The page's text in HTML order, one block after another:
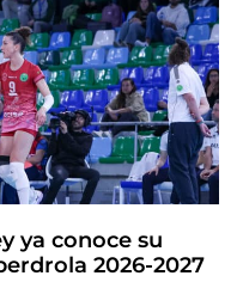
ya conoce su
2026-2027